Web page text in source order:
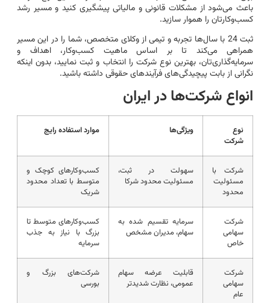
باعث می‌شود از مشکلات قانونی و مالیاتی پیشگیری کنید و مسیر رشد
کسب‌وکارتان را هموار سازید.
ثبت 24 با سال‌ها تجربه و تیمی از وکلای متخصص، شما را در این مسیر
همراهی می‌کند تا بر اساس ماهیت کسب‌وکار، اهداف و
سرمایه‌گذاری‌تان، بهترین نوع شرکت را انتخاب و ثبت نمایید، بدون اینکه
نگرانی از بابت پیچیدگی‌های فرآیندهای حقوقی داشته باشید.
انواع شرکت‌ها در ایران
نوع
شرکت
ویژگی‌ها موارد استفاده رایج
شرکت با
مسئولیت
محدود
سهولت در ثبت،
مسئولیت محدود شرکا
کسب‌وکارهای کوچک و
متوسط با تعداد محدود
شریک
شرکت
سهامی
خاص
سرمایه تقسیم شده به
سهام، مدیران مشخص
کسب‌وکارهای متوسط تا
بزرگ با نیاز به جذب
سرمایه
شرکت
سهامی
عام
قابلیت عرضه سهام
عمومی، نظارت شدیدتر
شرکت‌های بزرگ و
بورسی